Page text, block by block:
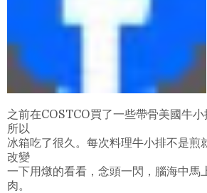
之前在COSTCO買了一些帶骨美國牛小
所以
冰箱吃了很久。每次料理牛小排不是煎
改變
一下用燉的看看，念頭一閃，腦海中馬
肉。